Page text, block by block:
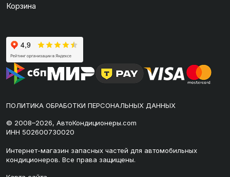
Корзина
ПОЛИТИКА ОБРАБОТКИ ПЕРСОНАЛЬНЫХ ДАННЫХ
© 2008–2026, АвтоКондиционеры.com
ИНН 502600730020
Интернет-магазин запасных частей для автомобильных
кондиционеров. Все права защищены.